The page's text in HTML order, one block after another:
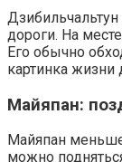
Дзибильчальтун
дороги. На
Его обычно
картинка жизни
Майяпан:
Майяпан
можно